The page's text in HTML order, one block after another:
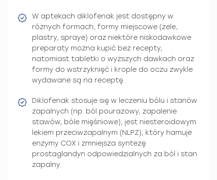
W aptekach diklofenak jest dostępny w
różnych formach; formy miejscowe (żele,
plastry, spraye) oraz niektóre niskodawkowe
preparaty można kupić bez recepty,
natomiast tabletki o wyższych dawkach oraz
formy do wstrzyknięć i krople do oczu zwykle
wydawane są na receptę.
Diklofenak stosuje się w leczeniu bólu i stanów
zapalnych (np. ból pourazowy, zapalenie
stawów, bóle mięśniowe); jest niesteroidowym
lekiem przeciwzapalnym (NLPZ), który hamuje
enzymy COX i zmniejsza syntezę
prostaglandyn odpowiedzialnych za ból i stan
zapalny.